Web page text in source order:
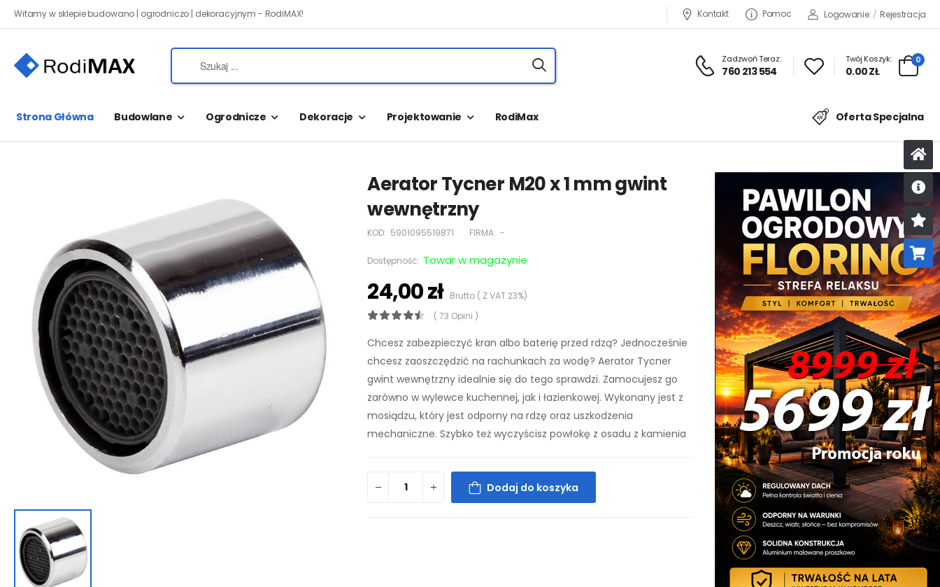
Witamy w sklepie budowano | ogrodniczo | dekoracyjnym - RodiMAX! Kontakt Pomoc Logowanie / Rejestracja
Zadzwoń Teraz:
760 213 554
Twój Koszyk:
0.00 ZŁ
0
Strona Główna Budowlane Ogrodnicze Dekoracje Projektowanie RodiMax Oferta Specjalna
Aerator Tycner M20 x 1 mm gwint
wewnętrzny
KOD: 5901095519871 FIRMA: -
Dostępność: Towar w magazynie
24,00 złBrutto ( Z VAT 23%)
( 73 Opini )
Chcesz zabezpieczyć kran albo baterię przed rdzą? Jednocześnie
chcesz zaoszczędzić na rachunkach za wodę? Aerator Tycner
gwint wewnętrzny idealnie się do tego sprawdzi. Zamocujesz go
zarówno w wylewce kuchennej, jak i łazienkowej. Wykonany jest z
mosiądzu, który jest odporny na rdzę oraz uszkodzenia
mechaniczne. Szybko też wyczyścisz powłokę z osadu z kamienia
Dodaj do koszyka